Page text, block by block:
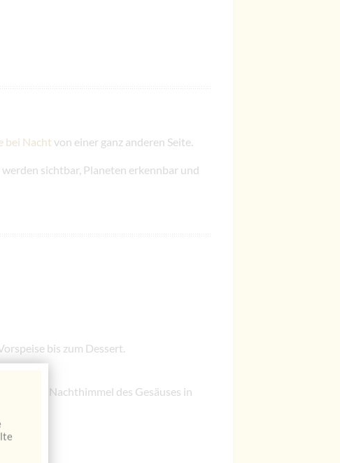
bei Nacht von einer ganz anderen Seite.
sichtbar, Planeten erkennbar und
bis zum Dessert.
klaren Nachthimmel des Gesäuses in